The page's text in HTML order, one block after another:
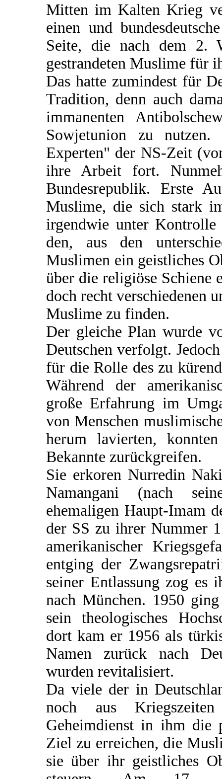
Mitten im Kalten Krieg
einen und
Seite, die nach dem 2.
gestrandeten Muslime für
Das hatte zumindest für
Tradition, denn auch
immanenten
Sowjetunion zu
Experten" der NS-Zeit
ihre Arbeit fort.
Bundesrepublik. Erste
Muslime, die sich stark
irgendwie unter
den, aus den
Muslimen ein geistliches
über die religiöse Schiene
doch recht verschiedenen
Muslime zu finden.
Der gleiche Plan wurde
Deutschen verfolgt.
für die Rolle des zu
Während der
große Erfahrung im
von Menschen
herum lavierten,
Bekannte zurückgreifen.
Sie erkoren Nurredin
Namangani (nach
ehemaligen Haupt-Imam
der SS zu ihrer Nummer
amerikanischer
entging der
seiner Entlassung zog es
nach München. 1950
sein theologisches
dort kam er 1956 als
Namen zurück nach
wurden revitalisiert.
Da viele der in
noch aus
Geheimdienst in ihm die
Ziel zu erreichen, die
sie über ihr geistliches